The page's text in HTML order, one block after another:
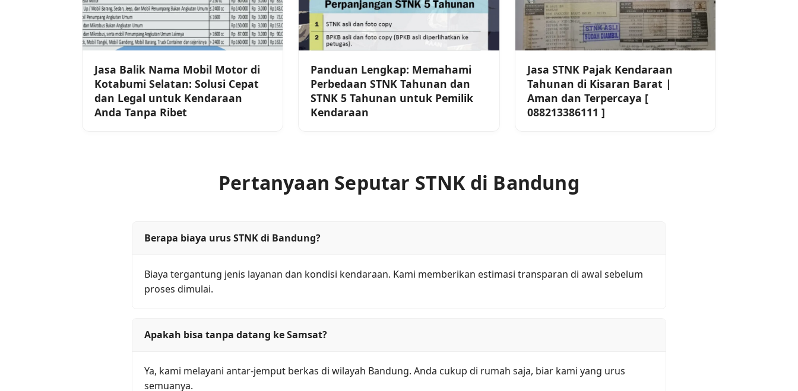
Jasa Balik Nama Mobil Motor di
Kotabumi Selatan: Solusi Cepat
dan Legal untuk Kendaraan
Anda Tanpa Ribet
Panduan Lengkap: Memahami
Perbedaan STNK Tahunan dan
STNK 5 Tahunan untuk Pemilik
Kendaraan
Jasa STNK Pajak Kendaraan
Tahunan di Kisaran Barat |
Aman dan Terpercaya [
088213386111 ]
Pertanyaan Seputar STNK di Bandung
Berapa biaya urus STNK di Bandung?
Biaya tergantung jenis layanan dan kondisi kendaraan. Kami memberikan estimasi transparan di awal sebelum
proses dimulai.
Apakah bisa tanpa datang ke Samsat?
Ya, kami melayani antar-jemput berkas di wilayah Bandung. Anda cukup di rumah saja, biar kami yang urus
semuanya.